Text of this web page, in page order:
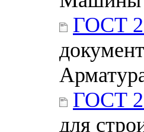
ГОСТ
ГОСТ
для